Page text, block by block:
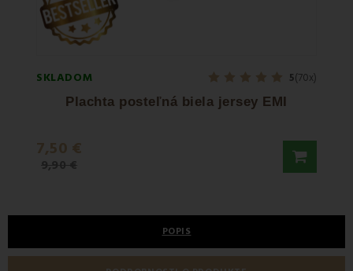
SKLADOM 5(70x)
Plachta posteľná biela jersey EMI
7,50 €
9,90 €
POPIS